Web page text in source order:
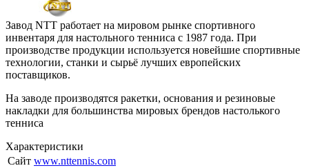
Завод NTT работает на мировом рынке спортивного
инвентаря для настольного тенниса c 1987 года. При
производстве продукции используется новейшие спортивные
технологии, станки и сырьё лучших европейских
поставщиков.
На заводе производятся ракетки, основания и резиновые
накладки для большинства мировых брендов настолького
тенниса
Характеристики
Сайт www.nttennis.com